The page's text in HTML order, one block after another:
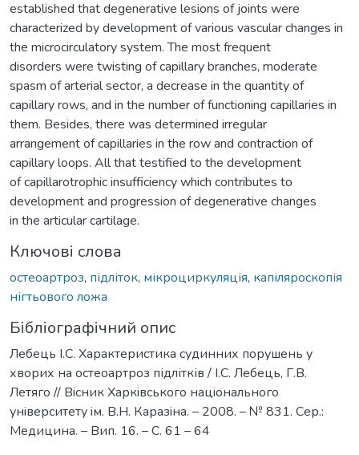
established that degenerative lesions of joints were
characterized by development of various vascular changes in
the microcirculatory system. The most frequent
disorders were twisting of capillary branches, moderate
spasm of arterial sector, a decrease in the quantity of
capillary rows, and in the number of functioning capillaries in
them. Besides, there was determined irregular
arrangement of capillaries in the row and contraction of
capillary loops. All that testified to the development
of capillarotrophic insufficiency which contributes to
development and progression of degenerative changes
in the articular cartilage.
Ключові слова
остеоартроз, підліток, мікроциркуляція, капіляроскопія
нігтьового ложа
Бібліографічний опис
Лебець І.С. Характеристика судинних порушень у
хворих на остеоартроз підлітків / І.С. Лебець, Г.В.
Летяго // Вiсник Харкiвського нацiонального
унiверситету iм. В.Н. Каразiна. – 2008. – № 831. Сер.:
Медицина. – Вип. 16. – С. 61 – 64